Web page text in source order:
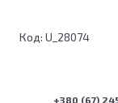
Код: U_28074
+380 (67)